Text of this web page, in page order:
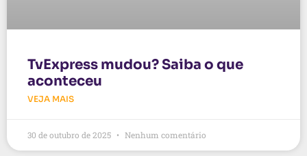
TvExpress mudou? Saiba o que
aconteceu
VEJA MAIS
30 de outubro de 2025 Nenhum comentário